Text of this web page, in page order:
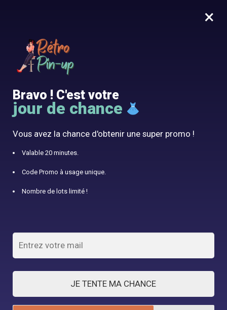
0
10% offert avec le code RÉTRO10
Accueil / Robe Années 60
×
Bravo ! C'est votre
jour de chance
Vous avez la chance d'obtenir une super promo !
Valable 20 minutes.
Code Promo à usage unique.
Nombre de lots limité !
JE TENTE MA CHANCE